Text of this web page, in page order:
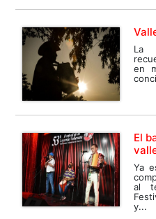
La
en
El
Ya
al
y...